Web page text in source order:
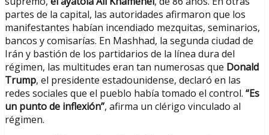
partes de la capital, las autoridades afirmaron que los
manifestantes habían incendiado mezquitas, seminarios,
bancos y comisarías. En Mashhad, la segunda ciudad de
Irán y bastión de los partidarios de la línea dura del
régimen, las multitudes eran tan numerosas que Donald
Trump, el presidente estadounidense, declaró en las
redes sociales que el pueblo había tomado el control. “Es
un punto de inflexión”, afirma un clérigo vinculado al
régimen.